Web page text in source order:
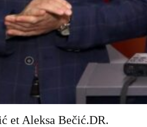
et Aleksa Bečić.DR.